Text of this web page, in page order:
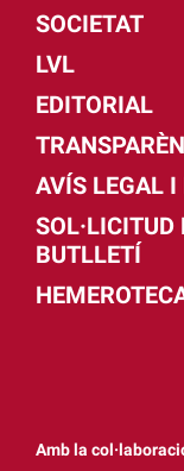
SOCIETAT
LVL
EDITORIAL
AVÍS LEGAL
BUTLLETÍ
Amb la